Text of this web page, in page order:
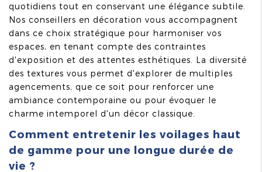
quotidiens tout en conservant une élégance subtile.
Nos conseillers en décoration vous accompagnent
dans ce choix stratégique pour harmoniser vos
espaces, en tenant compte des contraintes
d'exposition et des attentes esthétiques. La diversité
des textures vous permet d'explorer de multiples
agencements, que ce soit pour renforcer une
ambiance contemporaine ou pour évoquer le
charme intemporel d'un décor classique.
Comment entretenir les voilages haut
de gamme pour une longue durée de
vie ?